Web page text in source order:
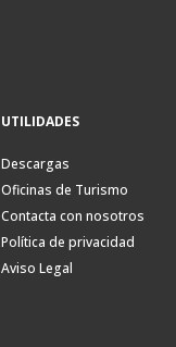
UTILIDADES
Descargas
Oficinas de Turismo
Contacta con nosotros
Política de privacidad
Aviso Legal